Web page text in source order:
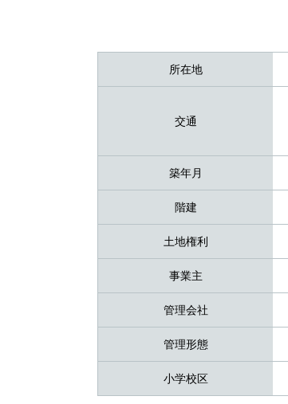
所在地
交通
築年月
階建
土地権利
事業主
管理会社
管理形態
小学校区